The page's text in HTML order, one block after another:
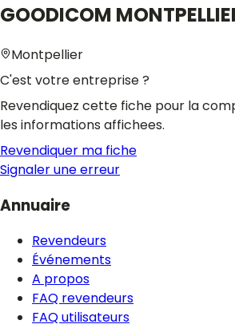
GOODICOM
Montpellier
C'est votre entreprise ?
Revendiquez cette fiche pour la
les informations affichees.
Revendiquer ma fiche
Signaler une erreur
Annuaire
Revendeurs
Événements
A propos
FAQ revendeurs
FAQ utilisateurs